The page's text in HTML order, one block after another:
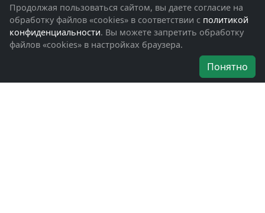
Фотоальбомы
Обращения граждан
Помощь участникам СВО и их семьям
Об организации
Наши награды
Продолжая пользоваться сайтом, вы даете согласие на
обработку файлов «cookies» в соответствии с политикой
конфиденциальности. Вы можете запретить обработку
файлов «cookies» в настройках браузера.
Понятно